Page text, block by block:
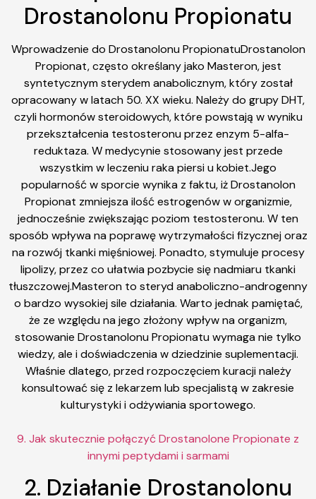
Drostanolonu Propionatu
Wprowadzenie do Drostanolonu PropionatuDrostanolon
Propionat, często określany jako Masteron, jest
syntetycznym sterydem anabolicznym, który został
opracowany w latach 50. XX wieku. Należy do grupy DHT,
czyli hormonów steroidowych, które powstają w wyniku
przekształcenia testosteronu przez enzym 5-alfa-
reduktaza. W medycynie stosowany jest przede
wszystkim w leczeniu raka piersi u kobiet.Jego
popularność w sporcie wynika z faktu, iż Drostanolon
Propionat zmniejsza ilość estrogenów w organizmie,
jednocześnie zwiększając poziom testosteronu. W ten
sposób wpływa na poprawę wytrzymałości fizycznej oraz
na rozwój tkanki mięśniowej. Ponadto, stymuluje procesy
lipolizy, przez co ułatwia pozbycie się nadmiaru tkanki
tłuszczowej.Masteron to steryd anaboliczno-androgenny
o bardzo wysokiej sile działania. Warto jednak pamiętać,
że ze względu na jego złożony wpływ na organizm,
stosowanie Drostanolonu Propionatu wymaga nie tylko
wiedzy, ale i doświadczenia w dziedzinie suplementacji.
Właśnie dlatego, przed rozpoczęciem kuracji należy
konsultować się z lekarzem lub specjalistą w zakresie
kulturystyki i odżywiania sportowego.
9. Jak skutecznie połączyć Drostanolone Propionate z
innymi peptydami i sarmami
2. Działanie Drostanolonu